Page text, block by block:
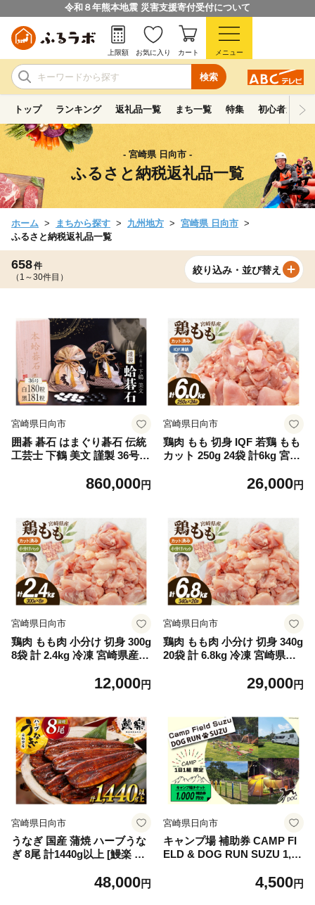
令和８年熊本地震 災害支援寄付受付について
検索
上限額 お気に入り カート メニュー
トップ ランキング 返礼品一覧 まち一覧 特集 初心者ガイド
- 宮崎県 日向市 -
ふるさと納税返礼品一覧
ホーム まちから探す 九州地方
宮崎県 日向市
ふるさと納税返礼品一覧
658件
（1～30件目）
絞り込み・並び替え
宮崎県日向市
囲碁 碁石 はまぐり碁石 伝統
工芸士 下鶴 美文 謹製 36号
粒 スペア碁石各2粒 証明書
52061655] 蛤 はまぐり 卓上
ゲーム テーブルゲーム
860,000円
宮崎県日向市
鶏肉 もも 切身 IQF 若鶏 もも
カット 250g 24袋 計6kg 宮崎
市 452061691] とり肉 鳥肉 鶏
凍 個別凍結加工 カット 小分
け 時短 カット済み
26,000円
宮崎県日向市
鶏肉 もも肉 小分け 切身 300g
8袋 計 2.4kg 冷凍 宮崎県産
2061697] とり肉 鳥肉 鶏もも
12,000円
宮崎県日向市
鶏肉 もも肉 小分け 切身 340g
20袋 計 6.8kg 冷凍 宮崎県産
2061696] とり肉 鳥肉 鶏もも
29,000円
宮崎県日向市
うなぎ 国産 蒲焼 ハーブうな
ぎ 8尾 計1440g以上 [鰻楽 宮
うなぎ 鰻 ウナギ 蒲焼き 蒲焼
48,000円
宮崎県日向市
キャンプ場 補助券 CAMP FI
ELD & DOG RUN SUZU 1,00
2061071-a] 施設利用券 利用
4,500円